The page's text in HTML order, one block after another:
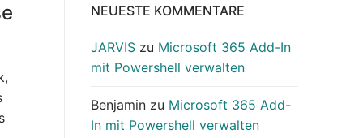
NEUESTE KOMMENTARE
JARVIS zu Microsoft 365 Add-In
mit Powershell verwalten
Benjamin zu Microsoft 365 Add-
In mit Powershell verwalten